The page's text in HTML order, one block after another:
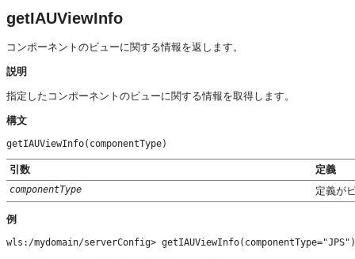
getIAUViewInfo
コンポーネントのビューに関する情報を返します。
説明
指定したコンポーネントのビューに関する情報を取得します。
構文
getIAUViewInfo(componentType)
引数 定義
componentType 定義が
例
wls:/mydomain/serverConfig> getIAUViewInfo(componentType="JPS")